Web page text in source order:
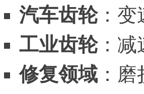
汽车齿轮：变
工业齿轮：减
修复领域 ：